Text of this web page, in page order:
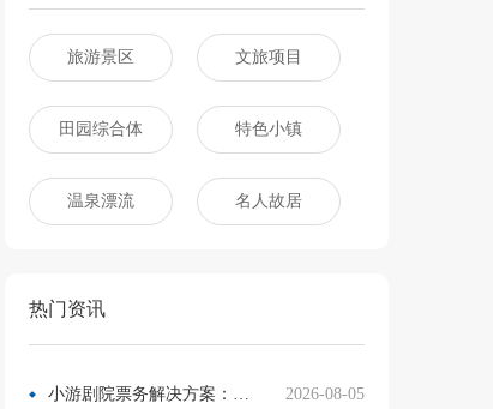
旅游景区 文旅项目
田园综合体 特色小镇
温泉漂流 名人故居
热门资讯
小游剧院票务解决方案：让观众像买电影票一样选座 2026-08-05